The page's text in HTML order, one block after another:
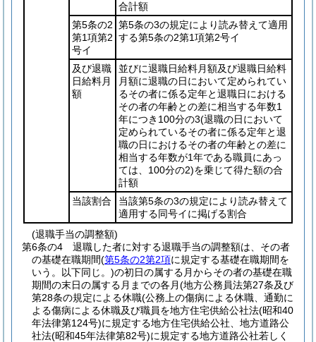
合計額
第5条の2
第1項第2
号イ
第5条の3の規定により読み替えて適用
する第5条の2第1項第2号イ
及び退職
日給料月
額
並びに退職日給料月額及び退職日給料
月額に退職の日において定められてい
るその者に係る定年と退職日における
その者の年齢との差に相当する年数1
年につき100分の3(退職の日において
定められているその者に係る定年と退
職の日におけるその者の年齢との差に
相当する年数が1年である職員にあっ
ては、100分の2)を乗じて得た額の合
計額
当該割合
当該第5条の3の規定により読み替えて
適用する同号イに掲げる割合
(退職手当の調整額)
第6条の4
退職した者に対する退職手当の調整額は、その者
の基礎在職期間(第5条の2第2項に規定する基礎在職期間を
いう。以下同じ。)の初日の属する月からその者の基礎在職
期間の末日の属する月までの各月(地方公務員法第27条及び
第28条の規定による休職(公務上の傷病による休職、通勤に
よる傷病による休職及び職員を地方住宅供給公社法(昭和40
年法律第124号)に規定する地方住宅供給公社、地方道路公
社法(昭和45年法律第82号)に規定する地方道路公社若しく